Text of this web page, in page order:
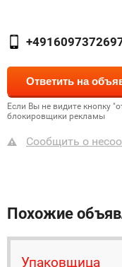
Если Вы не видите кнопку
блокировщики рекламы
Сообщить о
Похожие
Упаковщица